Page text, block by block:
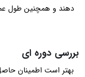
دهند و همچنین طول
بررسی دوره‌ ای
بهتر است اطمینان